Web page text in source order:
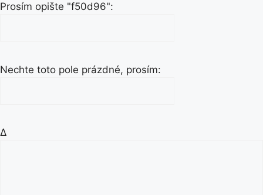
Prosím opište "f50d96":
Nechte toto pole prázdné, prosím:
Δ